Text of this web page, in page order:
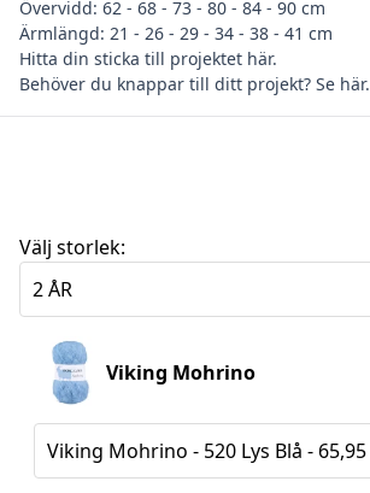
Övervidd: 62 - 68 - 73 - 80 - 84 - 90 cm
Ärmlängd: 21 - 26 - 29 - 34 - 38 - 41 cm
Hitta din sticka till projektet här.
Behöver du knappar till ditt projekt? Se här.
Välj storlek:
Viking Mohrino